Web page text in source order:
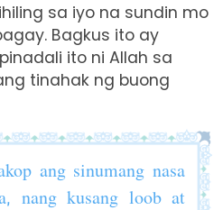
sa iyo na sundin mo
Bagkus ito ay
ito ni Allah sa
tinahak ng buong
ang sinumang nasa
nang kusang loob at